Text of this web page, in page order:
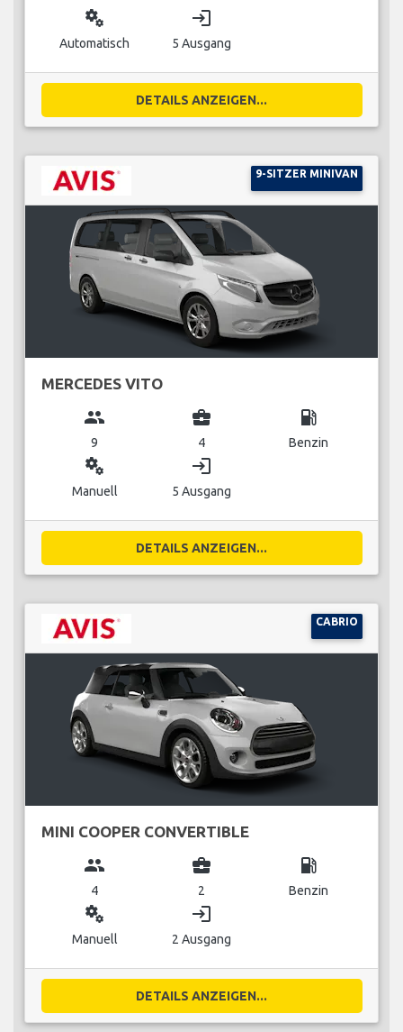
miscellaneous_services
Automatisch
login
5 Ausgang
DETAILS ANZEIGEN...
9-SITZER MINIVAN
MERCEDES VITO
group
9
business_center
4
local_gas_station
Benzin
miscellaneous_services
Manuell
login
5 Ausgang
DETAILS ANZEIGEN...
CABRIO
MINI COOPER CONVERTIBLE
group
4
business_center
2
local_gas_station
Benzin
miscellaneous_services
Manuell
login
2 Ausgang
DETAILS ANZEIGEN...